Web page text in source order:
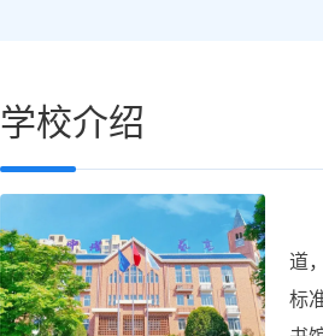
学校介绍
学
道
标